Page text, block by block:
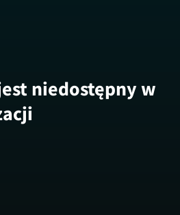
niedostępny w